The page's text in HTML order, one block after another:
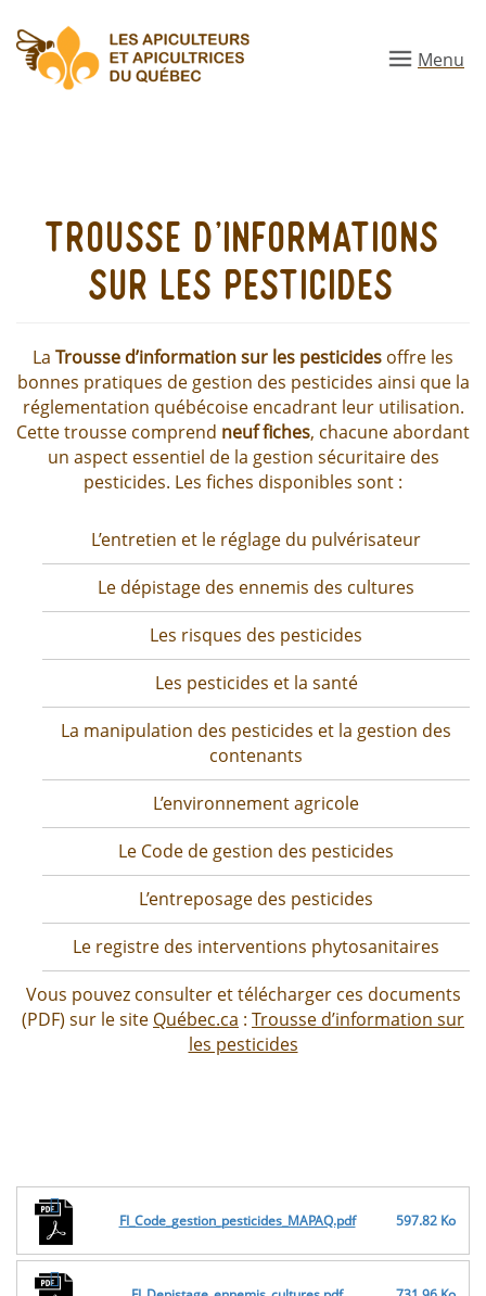
au
contenu
principal
Menu
trousse d'informations
sur les pesticides
La Trousse d’information sur les pesticides offre les
bonnes pratiques de gestion des pesticides ainsi que la
réglementation québécoise encadrant leur utilisation.
Cette trousse comprend neuf fiches, chacune abordant
un aspect essentiel de la gestion sécuritaire des
pesticides. Les fiches disponibles sont :
L’entretien et le réglage du pulvérisateur
Le dépistage des ennemis des cultures
Les risques des pesticides
Les pesticides et la santé
La manipulation des pesticides et la gestion des
contenants
L’environnement agricole
Le Code de gestion des pesticides
L’entreposage des pesticides
Le registre des interventions phytosanitaires
Vous pouvez consulter et télécharger ces documents
(PDF) sur le site Québec.ca : Trousse d’information sur
les pesticides
FI_Code_gestion_pesticides_MAPAQ.pdf 597.82 Ko